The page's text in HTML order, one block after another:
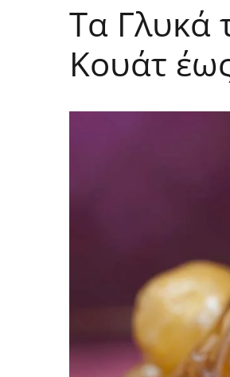
Τα Γλυκά
Κουάτ